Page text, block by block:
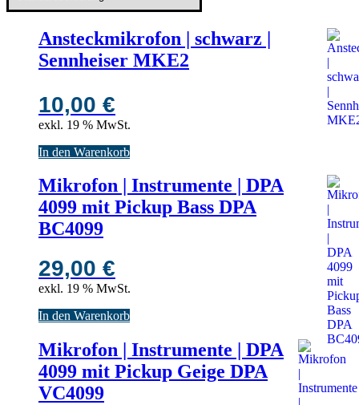
Ansteckmikrofon | schwarz |
Sennheiser MKE2
10,00 €
exkl. 19 % MwSt.
In den Warenkorb
Mikrofon | Instrumente | DPA
4099 mit Pickup Bass DPA
BC4099
29,00 €
exkl. 19 % MwSt.
In den Warenkorb
Mikrofon | Instrumente | DPA
4099 mit Pickup Geige DPA
VC4099